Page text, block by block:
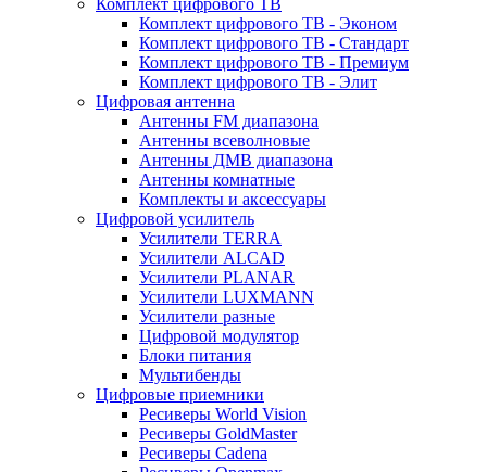
Комплект цифрового ТВ
Комплект цифрового ТВ - Эконом
Комплект цифрового ТВ - Стандарт
Комплект цифрового ТВ - Премиум
Комплект цифрового ТВ - Элит
Цифровая антенна
Антенны FM диапазона
Антенны всеволновые
Антенны ДМВ диапазона
Антенны комнатные
Комплекты и аксессуары
Цифровой усилитель
Усилители TERRA
Усилители ALCAD
Усилители PLANAR
Усилители LUXMANN
Усилители разные
Цифровой модулятор
Блоки питания
Мультибенды
Цифровые приемники
Ресиверы World Vision
Ресиверы GoldMaster
Ресиверы Cadena